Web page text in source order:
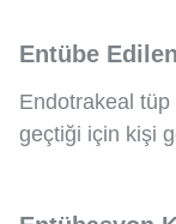
Entübe
Endotrakeal
geçtiği için kişi